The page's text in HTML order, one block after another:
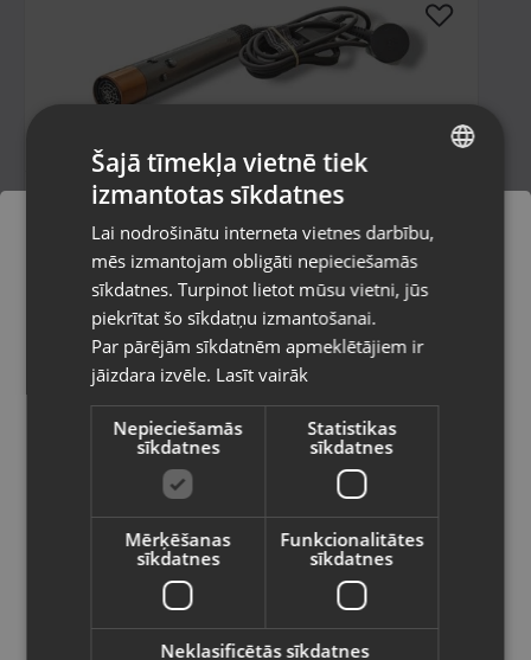
Dyson Airwrap HS05
Rīga, Paula Lejiņa iela 2
Stāvoklis Lietots (Garantija 6 mēneši)
300.00€
€ /mēn.
DuraChi GF8107EU
Pasūtījumi tiks piegādāti uz
izvēlēto valsti
Vietnes saturs būs attēlots izvēlētajā
valodā
Valsts
Latviešu / Latvian
RUSSIAN
Šajā tīmekļa vietnē tiek
izmantotas sīkdatnes
Lai nodrošinātu interneta vietnes darbību,
mēs izmantojam obligāti nepieciešamās
sīkdatnes. Turpinot lietot mūsu vietni, jūs
piekrītat šo sīkdatņu izmantošanai.
Par pārējām sīkdatnēm apmeklētājiem ir
jāizdara izvēle. Lasīt vairāk
Nepieciešamās
sīkdatnes
Statistikas
sīkdatnes
Mērķēšanas
sīkdatnes
Funkcionalitātes
sīkdatnes
Neklasificētās sīkdatnes